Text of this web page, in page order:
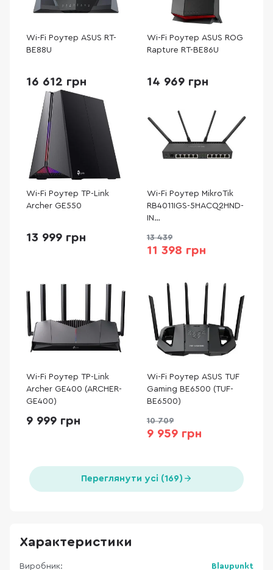
Wi-Fi Роутер ASUS RT-
BE88U
16 612 грн
Wi-Fi Роутер ASUS ROG
Rapture RT-BE86U
14 969 грн
Wi-Fi Роутер TP-Link
Archer GE550
13 999 грн
Wi-Fi Роутер MikroTik
RB4011IGS-5HACQ2HND-
IN
IN)
13 439
11 398 грн
Wi-Fi Роутер TP-Link
Archer GE400 (ARCHER-
GE400)
9 999 грн
Wi-Fi Роутер ASUS TUF
Gaming BE6500 (TUF-
BE6500)
10 709
9 959 грн
Переглянути усі (169)
Характеристики
Виробник: Blaupunkt